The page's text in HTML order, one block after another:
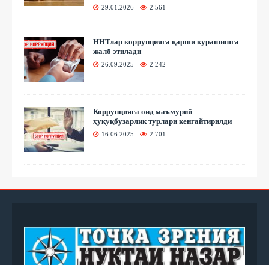
29.01.2026 2 561
ННТлар коррупцияга қарши курашишга
жалб этилади
26.09.2025 2 242
Коррупцияга оид маъмурий
ҳуқуқбузарлик турлари кенгайтирилди
16.06.2025 2 701